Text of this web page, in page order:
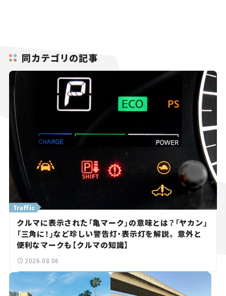
同カテゴリの記事
クルマに表示された「亀マーク」の意味とは？「ヤカン」
「三角に！」など珍しい警告灯・表示灯を解説。 意外と
便利なマークも【クルマの知識】
Traffic
2026.08.06